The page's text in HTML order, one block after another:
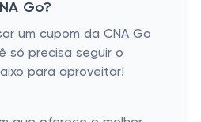
Go?
um cupom da CNA Go
só precisa seguir o
para aproveitar!